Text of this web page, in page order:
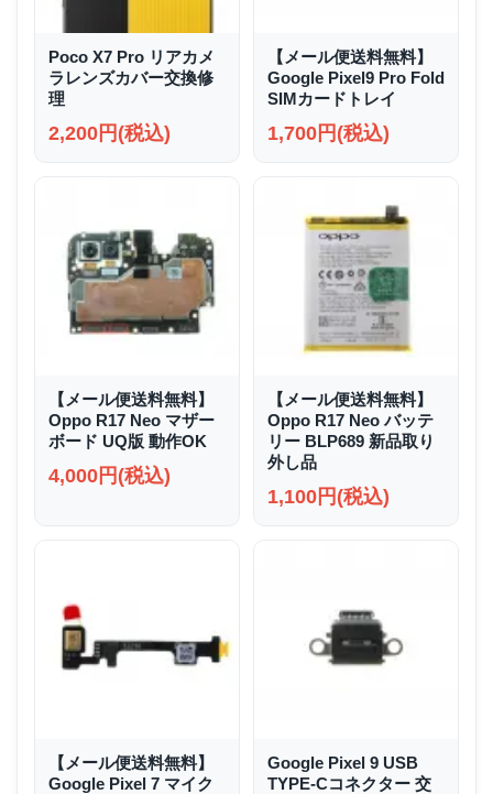
Poco X7 Pro リアカメ
ラレンズカバー交換修
理
2,200円(税込)
【メール便送料無料】
Google Pixel9 Pro Fold
SIMカードトレイ
1,700円(税込)
【メール便送料無料】
Oppo R17 Neo マザー
ボード UQ版 動作OK
4,000円(税込)
【メール便送料無料】
Oppo R17 Neo バッテ
リー BLP689 新品取り
外し品
1,100円(税込)
【メール便送料無料】
Google Pixel 7 マイク
Google Pixel 9 USB
TYPE-Cコネクター 交